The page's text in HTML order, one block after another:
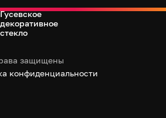
Гусевское
декоративное
стекло
защищены
конфиденциальности